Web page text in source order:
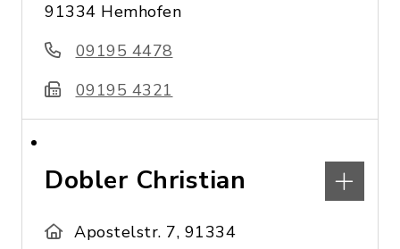
91334 Hemhofen
09195 4478
09195 4321
Dobler Christian
Apostelstr. 7, 91334